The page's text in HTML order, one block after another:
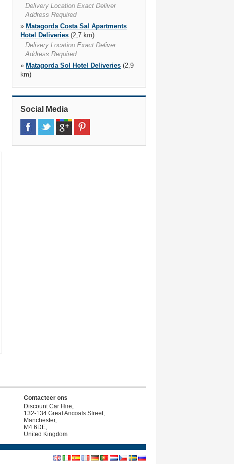
Delivery Location Exact Deliver
Address Required
» Matagorda Costa Sal Apartments
Hotel Deliveries (2,7 km)
Delivery Location Exact Deliver
Address Required
» Matagorda Sol Hotel Deliveries (2,9
km)
» Puerto Del Carmen
Timanfaya, S/n, Puerto Del Carmen,
35510
»Costa Teguise(11,6 km)
Social Media
Contacteer ons
Discount Car Hire,
132-134 Great Ancoats Street,
Manchester,
M4 6DE,
United Kingdom